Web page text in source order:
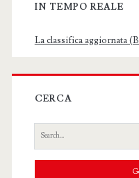
IN TEMPO REALE
La classifica aggiornata
CERCA
Search
for: